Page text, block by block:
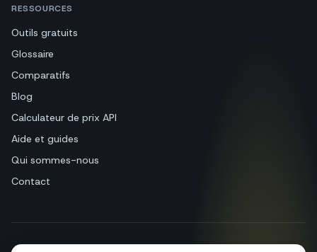
RESSOURCES
Outils gratuits
Glossaire
Comparatifs
Blog
Calculateur de prix API
Aide et guides
Qui sommes-nous
Contact